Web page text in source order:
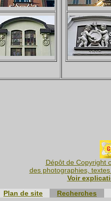
Dépôt de Copyright
des photographies,
Voir
Plan de site
Recherches